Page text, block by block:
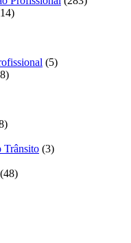
(5)
Trânsito (3)
(48)